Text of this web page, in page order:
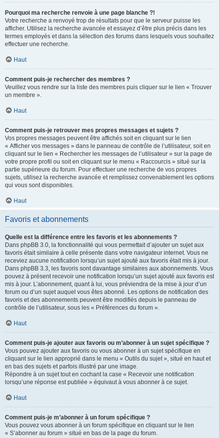
Pourquoi ma recherche renvoie à une page blanche ?!
Votre recherche a renvoyé trop de résultats pour que le serveur puisse les
afficher. Utilisez la recherche avancée et essayez d’être plus précis dans les
termes employés et dans la sélection des forums dans lesquels vous souhaitez
effectuer une recherche.
Haut
Comment puis-je rechercher des membres ?
Veuillez vous rendre sur la liste des membres puis cliquer sur le lien « Trouver
un membre ».
Haut
Comment puis-je retrouver mes propres messages et sujets ?
Vos propres messages peuvent être affichés soit en cliquant sur le lien
« Afficher vos messages » dans le panneau de contrôle de l’utilisateur, soit en
cliquant sur le lien « Rechercher les messages de l’utilisateur » sur la page de
votre propre profil ou soit en cliquant sur le menu « Raccourcis » situé sur la
partie supérieure du forum. Pour effectuer une recherche de vos propres
sujets, utilisez la recherche avancée et remplissez convenablement les options
qui vous sont disponibles.
Haut
Favoris et abonnements
Quelle est la différence entre les favoris et les abonnements ?
Dans phpBB 3.0, la fonctionnalité qui vous permettait d’ajouter un sujet aux
favoris était similaire à celle présente dans votre navigateur internet. Vous ne
receviez aucune notification lorsqu’un sujet ajouté aux favoris était mis à jour.
Dans phpBB 3.3, les favoris sont davantage similaires aux abonnements. Vous
pouvez à présent recevoir une notification lorsqu’un sujet ajouté aux favoris est
mis à jour. L’abonnement, quant à lui, vous préviendra de la mise à jour d’un
forum ou d’un sujet auquel vous êtes abonné. Les options de notification des
favoris et des abonnements peuvent être modifiés depuis le panneau de
contrôle de l’utilisateur, sous les « Préférences du forum ».
Haut
Comment puis-je ajouter aux favoris ou m’abonner à un sujet spécifique ?
Vous pouvez ajouter aux favoris ou vous abonner à un sujet spécifique en
cliquant sur le lien approprié dans le menu « Outils du sujet », situé en haut et
en bas des sujets et parfois illustré par une image.
Répondre à un sujet tout en cochant la case « Recevoir une notification
lorsqu’une réponse est publiée » équivaut à vous abonner à ce sujet.
Haut
Comment puis-je m’abonner à un forum spécifique ?
Vous pouvez vous abonner à un forum spécifique en cliquant sur le lien
« S’abonner au forum » situé en bas de la page du forum.